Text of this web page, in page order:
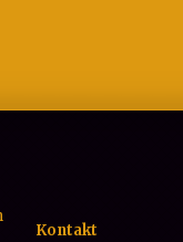
Kontakt